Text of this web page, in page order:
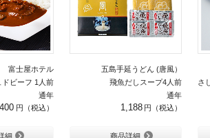
富士屋ホテル
ビーフ 1人前
通年
細
五島手延うどん (唐風）
飛魚だしスープ4人前
通年
1,188
商品詳細
さ